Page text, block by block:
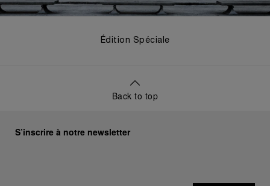
Édition Spéciale
Back to top
S’inscrire à notre newsletter